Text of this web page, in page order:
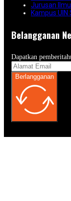
Jurusan Ilmu
Kampus UIN
Belangganan
Dapatkan
Berlangganan